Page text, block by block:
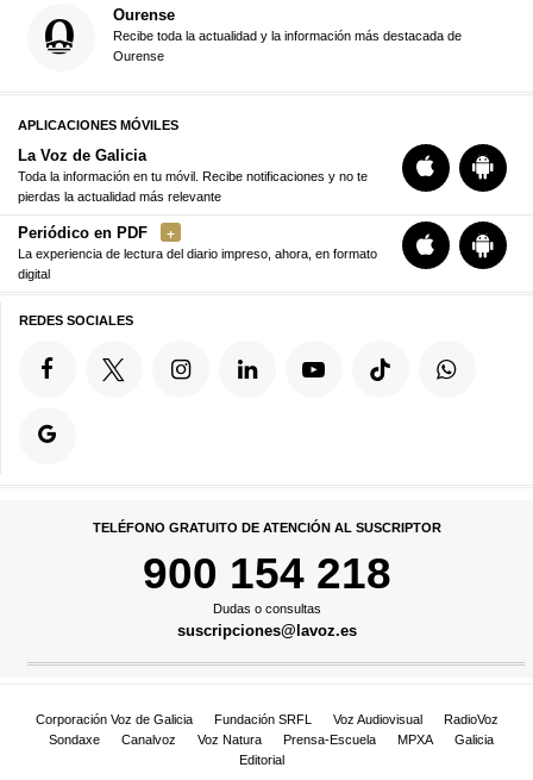
Ourense
Recibe toda la actualidad y la información más destacada de
Ourense
APLICACIONES MÓVILES
La Voz de Galicia
Toda la información en tu móvil. Recibe notificaciones y no te
pierdas la actualidad más relevante
Periódico en PDF
La experiencia de lectura del diario impreso, ahora, en formato
digital
REDES SOCIALES
TELÉFONO GRATUITO DE ATENCIÓN AL SUSCRIPTOR
900 154 218
Dudas o consultas
suscripciones@lavoz.es
Corporación Voz de Galicia Fundación SRFL Voz Audiovisual
RadioVoz
Sondaxe
Canalvoz Voz Natura Prensa-Escuela MPXA
Galicia
Editorial